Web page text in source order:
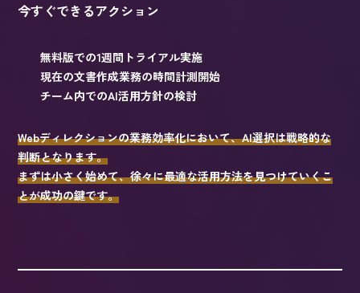
今すぐできるアクション
無料版での1週間トライアル実施
現在の文書作成業務の時間計測開始
チーム内でのAI活用方針の検討
Webディレクションの業務効率化において、AI選択は戦略的な
判断となります。
まずは小さく始めて、徐々に最適な活用方法を見つけていくこ
とが成功の鍵です。